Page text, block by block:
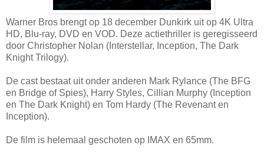
Warner Bros brengt op 18 december Dunkirk uit op 4K Ultra
HD, Blu-ray, DVD en VOD. Deze actiethriller is geregisseerd
door Christopher Nolan (Interstellar, Inception, The Dark
Knight Trilogy).
De cast bestaat uit onder anderen Mark Rylance (The BFG
en Bridge of Spies), Harry Styles, Cillian Murphy (Inception
en The Dark Knight) en Tom Hardy (The Revenant en
Inception).
De film is helemaal geschoten op IMAX en 65mm.